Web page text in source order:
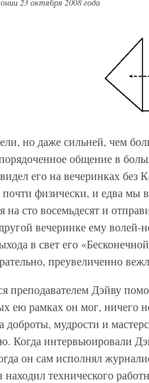
но даже сильней, чем
общение в
его на вечеринках
почти физически, и едва мы
на сто восемьдесят и
вечеринке ему волей-
в свет его
преувеличенно
Дэйву
ею рамках он мог, ничего
доброты, мудрости и
Когда интервьюировали
он сам исполнял
находил технического